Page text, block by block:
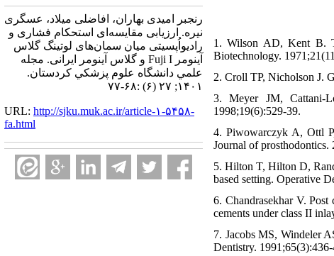
1. Wilson AD, Kent B.
Biotechnology.
2. Croll TP, Nicholson J.
3. Meyer JM, Cattani-
1998;19(6):529-39.
4. Piwowarczyk A, Ottl
Journal of prosthodontics.
5. Hilton T, Hilton D,
based setting. Operative
6. Chandrasekhar V.
cements under class II
7. Jacobs MS, Windeler
Dentistry. 1991;65(3):436-
رنجبر امیدی بهاران، افاضلی میلاد، عسگری
نیره. ارزیابی مقایسه‌ای استحکام فشاری و
رادیواُپسیتی میان سمان‌های لوتینگ گلاس
آینومر Fuji I و گلاس آینومر ایرانی. مجله
علمي دانشگاه علوم پزشكي كردستان.
۱۴۰۱; ۲۷ (۶) :۶۸-۷۷
URL: http://sjku.muk.ac.ir/article-۱-۵۴۵۸-
fa.html